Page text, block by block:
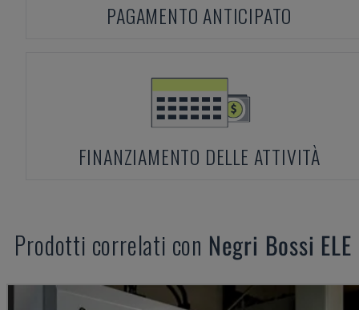
PAGAMENTO ANTICIPATO
FINANZIAMENTO DELLE ATTIVITÀ
Prodotti correlati con Negri Bossi